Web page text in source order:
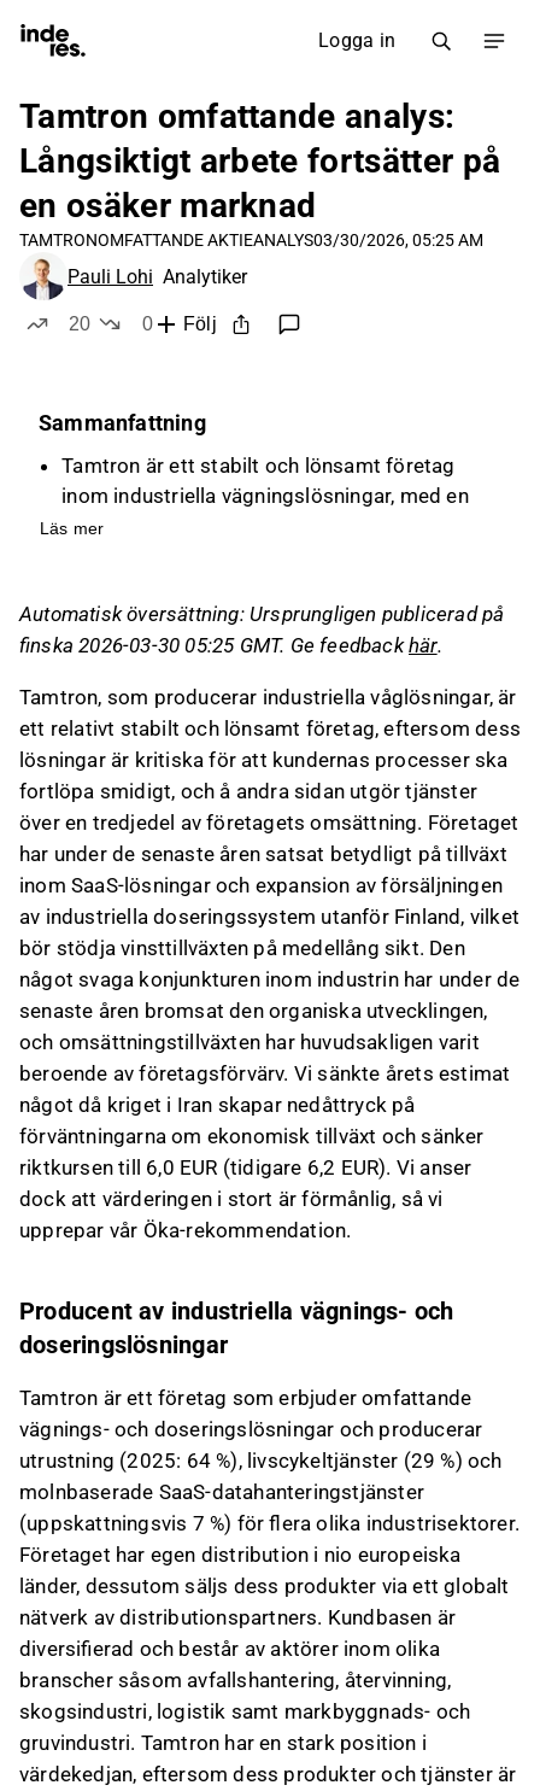
Logga in
Tamtron omfattande analys:
Långsiktigt arbete fortsätter på
en osäker marknad
TAMTRONOMFATTANDE AKTIEANALYS03/30/2026, 05:25 AM
Pauli Lohi Analytiker
20
0
Följ
Sammanfattning
Tamtron är ett stabilt och lönsamt företag
inom industriella vägningslösningar, med en
betydande del av omsättningen från tjänster
MEUR och en EBITDA-marginal på 16 % till
2030, men målen anses utmanande och
vinsttillväxt.
Organisk tillväxt har varit svag på grund av den
dåliga konjunkturen, men företagsförvärv och
ökande SaaS-försäljning stödjer långsiktig
tillväxt.
Trots geopolitiska risker och svag likviditet,
förväntas aktiens avkastning under 2026-27
drivas av vinsttillväxt och fritt kassaflöde, med
en positiv syn på ökad vinsttillväxt under 2027.
Detta innehåll är skapat av AI. Du kan lämna feedback
om det på Inderes forum.
Läs mer
Automatisk översättning: Ursprungligen publicerad på
finska 2026-03-30 05:25 GMT. Ge feedbackhär.
Tamtron, som producerar industriella våglösningar, är
ett relativt stabilt och lönsamt företag, eftersom dess
lösningar är kritiska för att kundernas processer ska
fortlöpa smidigt, och å andra sidan utgör tjänster
över en tredjedel av företagets omsättning. Företaget
har under de senaste åren satsat betydligt på tillväxt
inom SaaS-lösningar och expansion av försäljningen
av industriella doseringssystem utanför Finland, vilket
bör stödja vinsttillväxten på medellång sikt. Den
något svaga konjunkturen inom industrin har under de
senaste åren bromsat den organiska utvecklingen,
och omsättningstillväxten har huvudsakligen varit
beroende av företagsförvärv. Vi sänkte årets estimat
något då kriget i Iran skapar nedåttryck på
förväntningarna om ekonomisk tillväxt och sänker
riktkursen till 6,0 EUR (tidigare 6,2 EUR). Vi anser
dock att värderingen i stort är förmånlig, så vi
upprepar vår Öka-rekommendation.
Producent av industriella vägnings- och
doseringslösningar
Tamtron är ett företag som erbjuder omfattande
vägnings- och doseringslösningar och producerar
utrustning (2025: 64 %), livscykeltjänster (29 %) och
molnbaserade SaaS-datahanteringstjänster
(uppskattningsvis 7 %) för flera olika industrisektorer.
Företaget har egen distribution i nio europeiska
länder, dessutom säljs dess produkter via ett globalt
nätverk av distributionspartners. Kundbasen är
diversifierad och består av aktörer inom olika
branscher såsom avfallshantering, återvinning,
skogsindustri, logistik samt markbyggnads- och
gruvindustri. Tamtron har en stark position i
värdekedjan, eftersom dess produkter och tjänster är